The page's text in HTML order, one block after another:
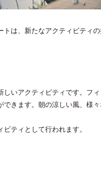
は、新たなアクティビティ
いアクティビティです。フ
きます。朝の涼しい風、様
ティとして行われます。